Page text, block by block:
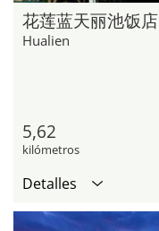
花莲蓝天丽池饭店
Hualien
5,62
kilómetros
Detalles